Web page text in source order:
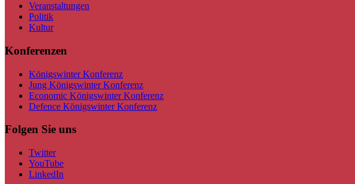
Veranstaltungen
Politik
Kultur
Konferenzen
Königswinter Konferenz
Jung Königswinter Konferenz
Economic Königswinter Konferenz
Defence Königswinter Konferenz
Folgen Sie uns
Twitter
YouTube
LinkedIn